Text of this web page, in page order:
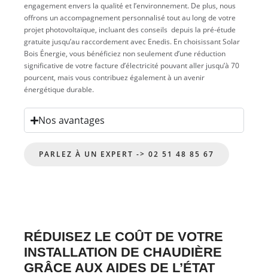
engagement envers la qualité et l’environnement. De plus, nous
offrons un accompagnement personnalisé tout au long de votre
projet photovoltaïque, incluant des conseils depuis la pré-étude
gratuite jusqu’au raccordement avec Enedis. En choisissant Solar
Bois Énergie, vous bénéficiez non seulement d’une réduction
significative de votre facture d’électricité pouvant aller jusqu’à 70
pourcent, mais vous contribuez également à un avenir
énergétique durable.
Nos avantages
PARLEZ À UN EXPERT -> 02 51 48 85 67
RÉDUISEZ LE COÛT DE VOTRE
INSTALLATION DE CHAUDIÈRE
GRÂCE AUX AIDES DE L’ÉTAT